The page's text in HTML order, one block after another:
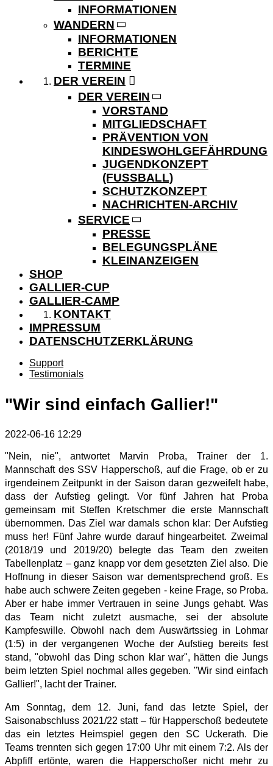
INFORMATIONEN
WANDERN
INFORMATIONEN
BERICHTE
TERMINE
DER VEREIN
DER VEREIN
VORSTAND
MITGLIEDSCHAFT
PRÄVENTION VON
KINDESWOHLGEFÄHRDUNG
JUGENDKONZEPT
(FUSSBALL)
SCHUTZKONZEPT
NACHRICHTEN-ARCHIV
SERVICE
PRESSE
BELEGUNGSPLÄNE
KLEINANZEIGEN
SHOP
GALLIER-CUP
GALLIER-CAMP
KONTAKT
IMPRESSUM
DATENSCHUTZERKLÄRUNG
Support
Testimonials
"Wir sind einfach Gallier!"
2022-06-16 12:29
"Nein, nie", antwortet Marvin Proba, Trainer der 1.
Mannschaft des SSV Happerschoß, auf die Frage, ob er zu
irgendeinem Zeitpunkt in der Saison daran gezweifelt habe,
dass der Aufstieg gelingt. Vor fünf Jahren hat Proba
gemeinsam mit Steffen Kretschmer die erste Mannschaft
übernommen. Das Ziel war damals schon klar: Der Aufstieg
muss her! Fünf Jahre wurde darauf hingearbeitet. Zweimal
(2018/19 und 2019/20) belegte das Team den zweiten
Tabellenplatz – ganz knapp vor dem gesetzten Ziel also. Die
Hoffnung in dieser Saison war dementsprechend groß. Es
habe auch schwere Zeiten gegeben - keine Frage, so Proba.
Aber er habe immer Vertrauen in seine Jungs gehabt. Was
das Team nicht zuletzt ausmache, sei der absolute
Kampfeswille. Obwohl nach dem Auswärtssieg in Lohmar
(1:5) in der vergangenen Woche der Aufstieg bereits fest
stand, "obwohl das Ding schon klar war", hätten die Jungs
beim letzten Spiel nochmal alles gegeben. "Wir sind einfach
Gallier!", lacht der Trainer.
Am Sonntag, dem 12. Juni, fand das letzte Spiel, der
Saisonabschluss 2021/22 statt – für Happerschoß bedeutete
das ein letztes Heimspiel gegen den SC Uckerath. Die
Teams trennten sich gegen 17:00 Uhr mit einem 7:2. Als der
Abpfiff ertönte, waren die Happerschoßer nicht mehr zu